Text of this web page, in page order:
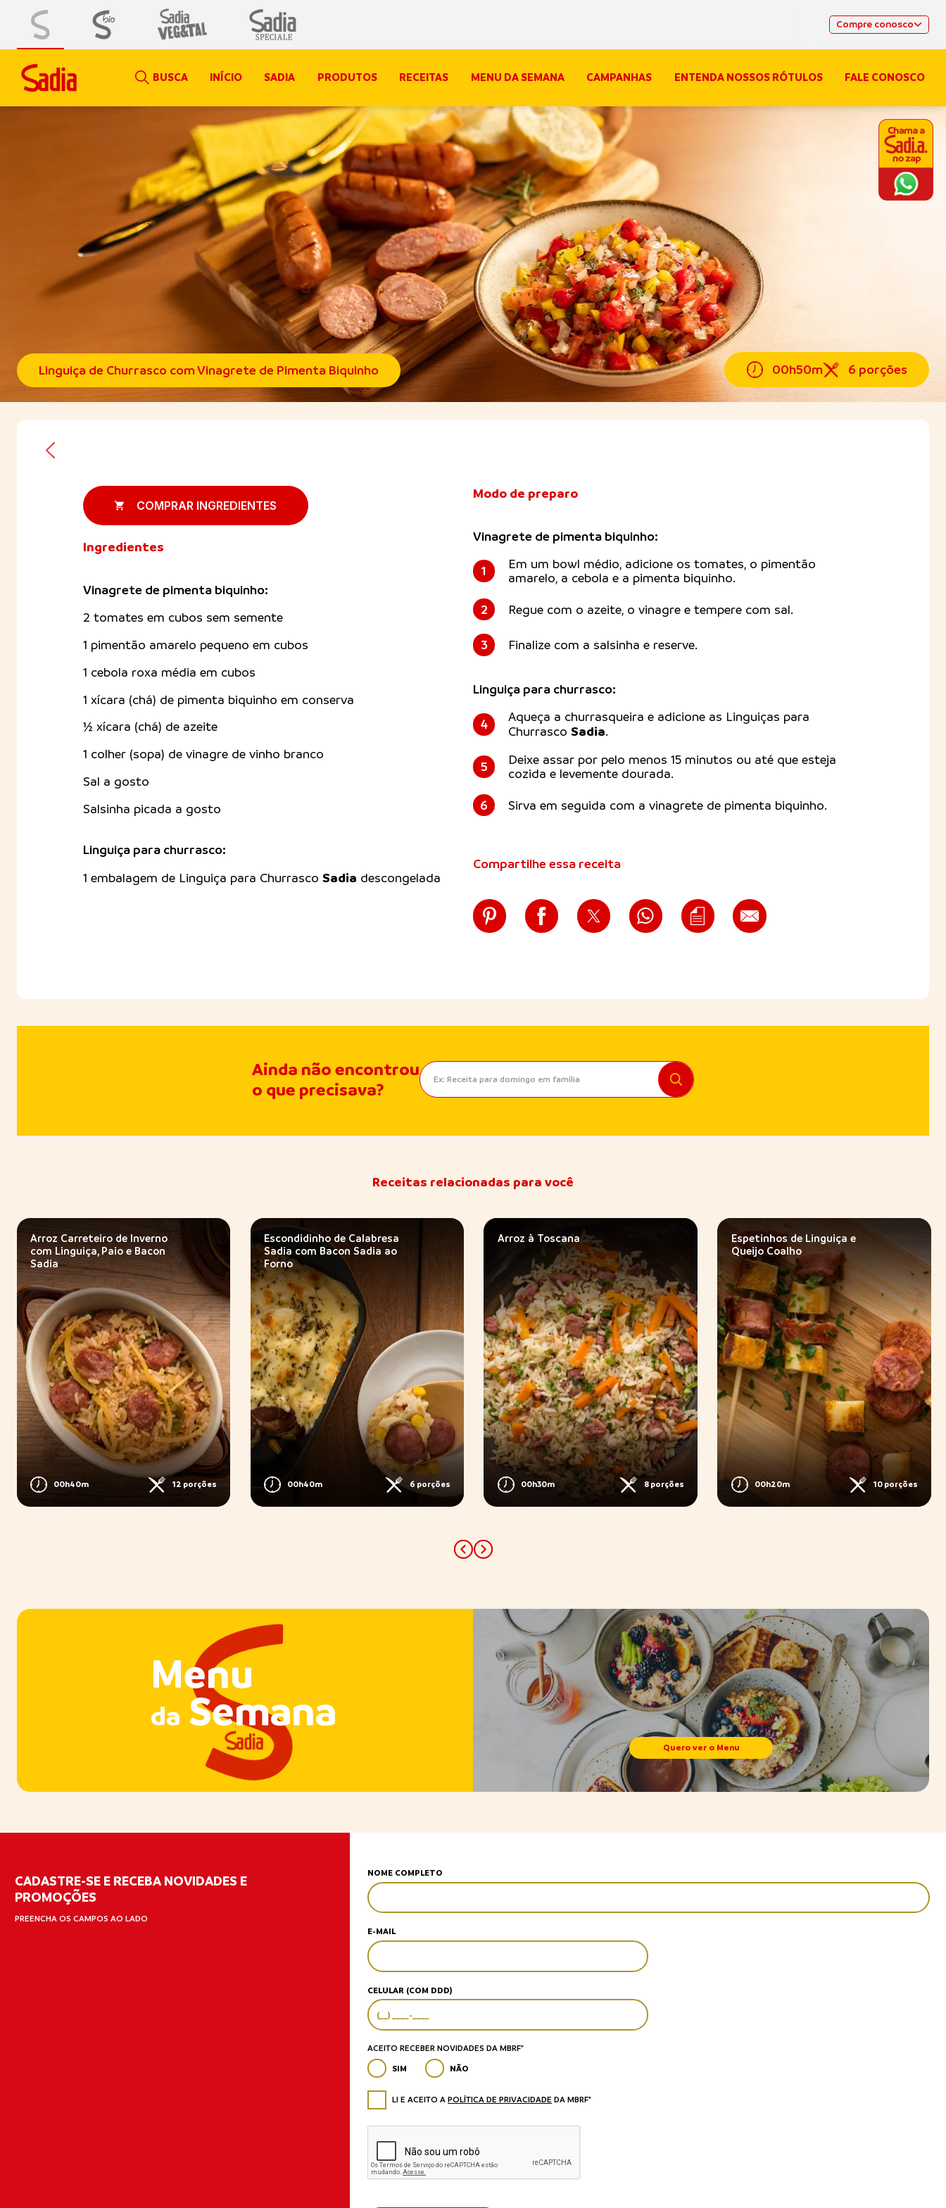
Compre conosco
BUSCA INÍCIO SADIA PRODUTOS RECEITAS MENU DA SEMANA CAMPANHAS ENTENDA NOSSOS RÓTULOS FALE CONOSCO
Linguiça de Churrasco com Vinagrete de Pimenta Biquinho 00h50m 6 porções
COMPRAR INGREDIENTES
Ingredientes
Vinagrete de pimenta biquinho:
2 tomates em cubos sem semente
1 pimentão amarelo pequeno em cubos
1 cebola roxa média em cubos
1 xícara (chá) de pimenta biquinho em conserva
½ xícara (chá) de azeite
1 colher (sopa) de vinagre de vinho branco
Sal a gosto
Salsinha picada a gosto
Linguiça para churrasco:
1 embalagem de Linguiça para Churrasco Sadia descongelada
Modo de preparo
Vinagrete de pimenta biquinho:
1
Em um bowl médio, adicione os tomates, o pimentão
amarelo, a cebola e a pimenta biquinho.
2 Regue com o azeite, o vinagre e tempere com sal.
3 Finalize com a salsinha e reserve.
Linguiça para churrasco:
4
Aqueça a churrasqueira e adicione as Linguiças para
ChurrascoSadia.
5
Deixe assar por pelo menos 15 minutos ou até que esteja
cozida e levemente dourada.
6 Sirva em seguida com a vinagrete de pimenta biquinho.
Compartilhe essa receita
Ainda não encontrou
o que precisava?
Receitas relacionadas para você
00h40m 12 porções
Arroz Carreteiro de Inverno
com Linguiça, Paio e Bacon
Sadia
00h40m 6 porções
Escondidinho de Calabresa
Sadia com Bacon Sadia ao
Forno
00h30m 8 porções
Arroz à Toscana
00h20m 10 porções
Espetinhos de Linguiça e
Queijo Coalho
Previous
Next
Menu
da Semana
Quero ver o Menu
CADASTRE-SE E RECEBA NOVIDADES E
PROMOÇÕES
PREENCHA OS CAMPOS AO LADO
NOME COMPLETO
E-MAIL
CELULAR (COM DDD)
ACEITO RECEBER NOVIDADES DA MBRF*
SIM NÃO
LI E ACEITO A POLÍTICA DE PRIVACIDADE DA MBRF*